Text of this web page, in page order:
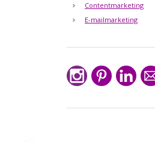
Contentmarketing
E-mailmarketing